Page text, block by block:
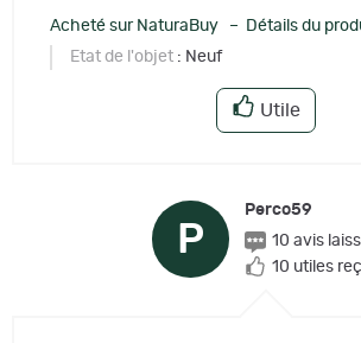
Acheté sur NaturaBuy – Détails du
Etat de l'objet : Neuf
Utile
P
Perco59
10 avis
10 utiles